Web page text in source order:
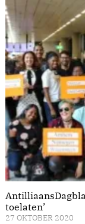
toelaten’
27 OKTOBER 2020